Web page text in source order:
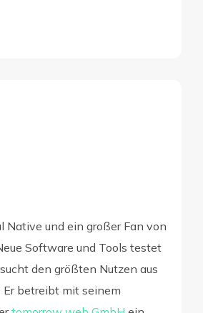
Native und ein großer Fan von
Software und Tools testet
den größten Nutzen aus
Er betreibt mit seinem